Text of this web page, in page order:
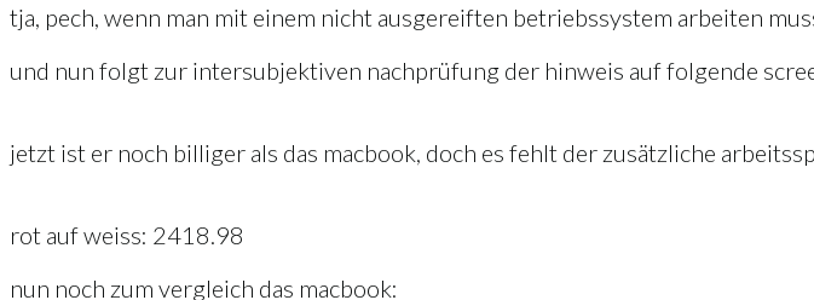
tja, pech, wenn man mit einem nicht ausgereiften betriebssystem arbeiten
und nun folgt zur intersubjektiven nachprüfung der hinweis auf folgende
jetzt ist er noch billiger als das macbook, doch es fehlt der zusätzliche
rot auf weiss: 2418.98
nun noch zum vergleich das macbook: